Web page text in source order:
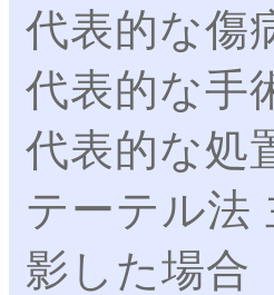
代表的な傷
代表的な手
代表的な処
テーテル法
影した場合